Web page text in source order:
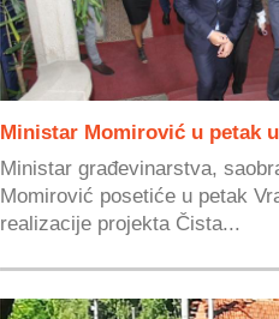
Ministar Momirović u petak
Ministar građevinarstva,
Momirović posetiće u petak
realizacije projekta Čista...